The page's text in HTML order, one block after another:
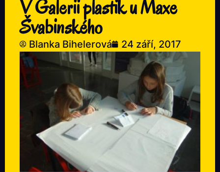
V Galerii plastik u Maxe
Švabinského
Blanka Bihelerová 24 září, 2017